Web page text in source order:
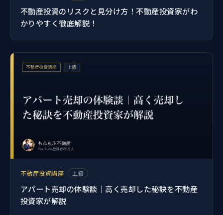
不動産投資のリスクと見分け方！不動産投資家がわ
かりやすく徹底解説！
不動産投資講座 上級
アパート売却の体験談｜高く売却した秘訣を不動産
投資家が解説